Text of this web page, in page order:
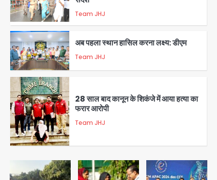
2
अब पहला स्थान हासिल करना लक्ष्य: डीएम
3
28 साल बाद कानून के शिकंजे में आया हत्या का
Team JHJ
के हत्थे
Team JHJ